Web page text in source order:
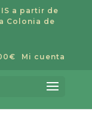
a partir de
Colonia de
Mi cuenta